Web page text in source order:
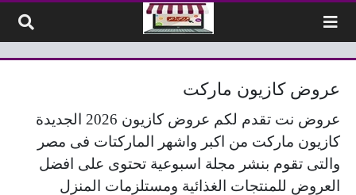
عروض كازيون ماركت
عروض نت تقدم لكم عروض كازيون 2026 الجديدة
كازيون ماركت من اكبر واشهر الماركتات فى مصر
والتى تقوم بنشر مجلة اسبوعية تحتوى على افضل
العروض للمنتجات الغذائية ومستلزمات المنزل